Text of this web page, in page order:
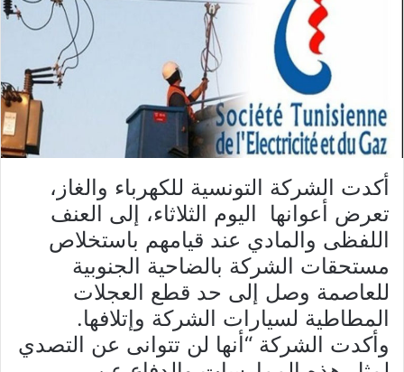
أكدت الشركة التونسية للكهرباء والغاز،
تعرض أعوانها اليوم الثلاثاء، إلى العنف
اللفظى والمادي عند قيامهم باستخلاص
مستحقات الشركة بالضاحية الجنوبية
للعاصمة وصل إلى حد قطع العجلات
المطاطية لسيارات الشركة وإتلافها.
وأكدت الشركة “أنها لن تتوانى عن التصدي